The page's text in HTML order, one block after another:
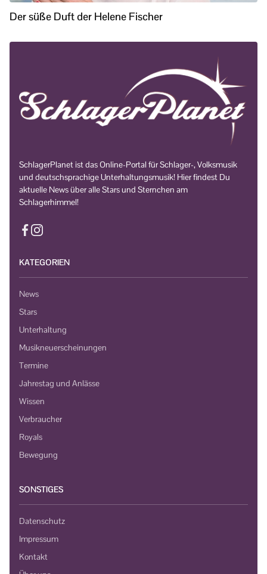
Der süße Duft der Helene Fischer
SchlagerPlanet ist das Online-Portal für Schlager-, Volksmusik
und deutschsprachige Unterhaltungsmusik! Hier findest Du
aktuelle News über alle Stars und Sternchen am
Schlagerhimmel!
KATEGORIEN
News
Stars
Unterhaltung
Musikneuerscheinungen
Termine
Jahrestag und Anlässe
Wissen
Verbraucher
Royals
Bewegung
SONSTIGES
Datenschutz
Impressum
Kontakt